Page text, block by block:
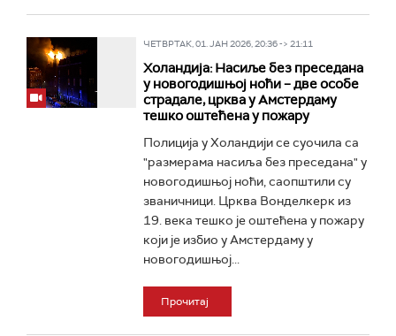
ЧЕТВРТАК, 01. ЈАН 2026, 20:36 -> 21:11
Холандија: Насиље без преседана
у новогодишњој ноћи – две особе
страдале, црква у Амстердаму
тешко оштећена у пожару
Полиција у Холандији се суочила са
"размерама насиља без преседана" у
новогодишњој ноћи, саопштили су
званичници. Црква Вонделкерк из
19. века тешко је оштећена у пожару
који је избио у Амстердаму у
новогодишњој...
Прочитај